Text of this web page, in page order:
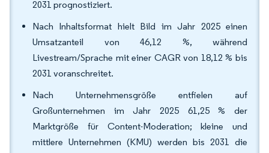
2031 prognostiziert.
Nach Inhaltsformat hielt Bild im Jahr 2025 einen
Umsatzanteil von 46,12 %, während
Livestream/Sprache mit einer CAGR von 18,12 % bis
2031 voranschreitet.
Nach Unternehmensgröße entfielen auf
Großunternehmen im Jahr 2025 61,25 % der
Marktgröße für Content-Moderation; kleine und
mittlere Unternehmen (KMU) werden bis 2031 die